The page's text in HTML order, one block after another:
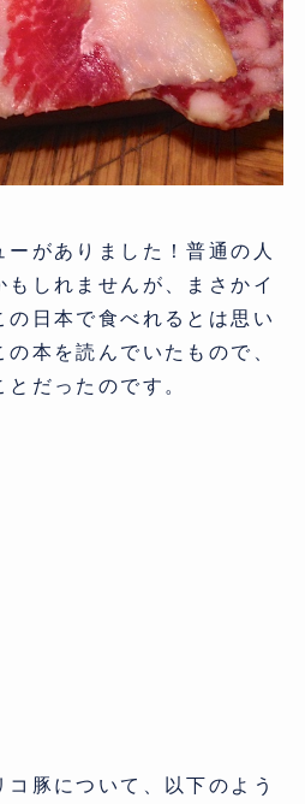
がありました！普通の人
しれませんが、まさかイ
日本で食べれるとは思い
本を読んでいたもので、
だったのです。
豚について、以下のよう